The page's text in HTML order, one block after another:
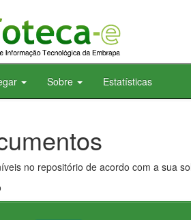
Sobre Estatísticas
no repositório de acordo com a sua